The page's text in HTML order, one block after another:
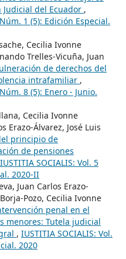
del Ecuador ,
1 (5): Edición Especial.
Cecilia Ivonne
Trelles-Vicuña, Juan
de derechos del
intrafamiliar ,
8 (5): Enero - Junio.
Cecilia Ivonne
Erazo-Álvarez, José Luis
principio de
de pensiones
IUSTITIA SOCIALIS: Vol. 5
2020-II
Juan Carlos Erazo-
Pozo, Cecilia Ivonne
penal en el
menores: Tutela judicial
, IUSTITIA SOCIALIS: Vol.
2020